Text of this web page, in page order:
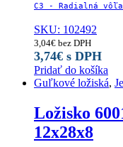
C3 - Radialná
SKU: 102492
3,04€ bez DPH
3,74€ s DPH
Pridať do košíka
Guľkové ložiská,
Ložisko
12x28x8